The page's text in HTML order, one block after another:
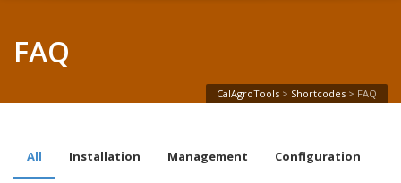
FAQ
CalAgroTools > Shortcodes > FAQ
All Installation Management Configuration